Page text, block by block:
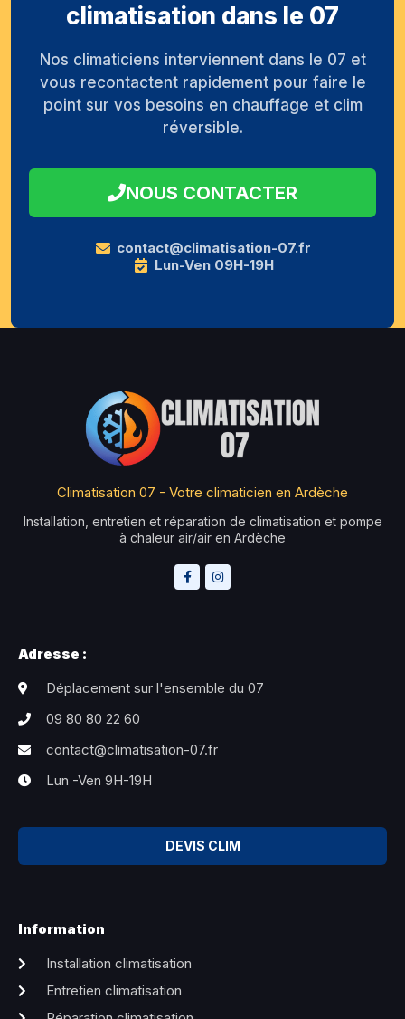
climatisation dans le 07
Nos climaticiens interviennent dans le 07 et
vous recontactent rapidement pour faire le
point sur vos besoins en chauffage et clim
réversible.
NOUS CONTACTER
contact@climatisation-07.fr
Lun-Ven 09H-19H
Climatisation 07 - Votre climaticien en Ardèche
Installation, entretien et réparation de climatisation et pompe
à chaleur air/air en Ardèche
Adresse :
Déplacement sur l'ensemble du 07
09 80 80 22 60
contact@climatisation-07.fr
Lun -Ven 9H-19H
DEVIS CLIM
Information
Installation climatisation
Entretien climatisation